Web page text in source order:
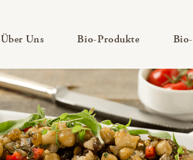
Über Uns— Untermenü ausklappen
Bio-Produkte—